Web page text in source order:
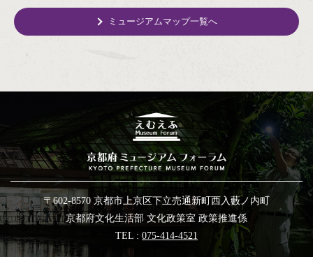
ミュージアムマップ一覧へ
〒602-8570 京都市上京区下立売通新町西入藪ノ内町
京都府文化生活部 文化政策室 政策推進係
TEL : 075-414-4521